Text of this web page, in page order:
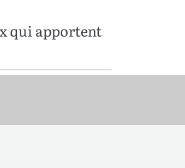
qui apportent